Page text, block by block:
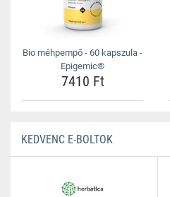
Bio méhpempő - 60 kapszula -
Epigemic®
7410 Ft
KEDVENC E-BOLTOK